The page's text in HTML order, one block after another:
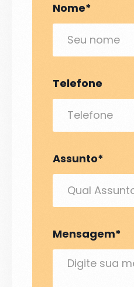
Nome*
Telefone
Assunto*
Mensagem*